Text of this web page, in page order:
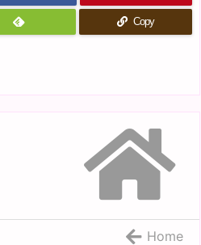
Copy
Home